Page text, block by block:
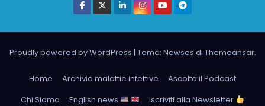
Proudly powered by WordPress | Tema: Newses di Themeansar.
Home Archivio malattie infettive
Ascolta il Podcast
Chi Siamo
English news
Iscriviti alla Newsletter